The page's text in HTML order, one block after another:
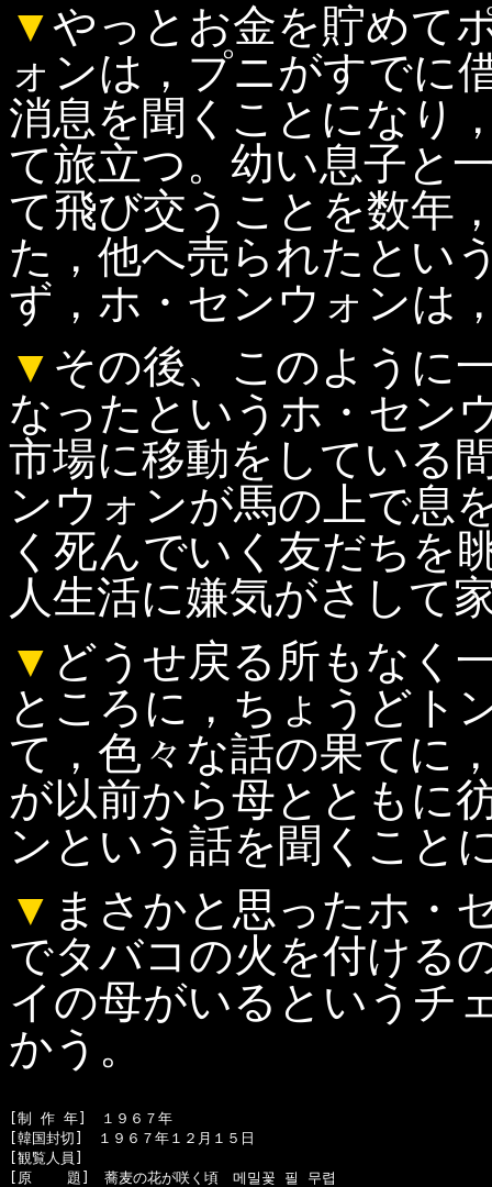
▼やっとお金を貯めて
ォンは，プニがすでに
消息を聞くことになり
て旅立つ。幼い息子と
て飛び交うことを数年
た，他へ売られたとい
ず，ホ・センウォンは
▼ その後、このように
なったというホ・セン
市場に移動をしている
ンウォンが馬の上で息
く死んでいく友だちを
人生活に嫌気がさして
▼ どうせ戻る所もなく
ところに，ちょうどト
て，色々な話の果てに
が以前から母とともに
ンという話を聞くこと
▼ まさかと思ったホ・
でタバコの火を付ける
イの母がいるというチ
かう。
[制 作 年]　１９６７年
[韓国封切]　１９６７年１２月１５日
[観覧人員]
[原    題]　蕎麦の花が咲く頃　메밀꽃 필 무렵